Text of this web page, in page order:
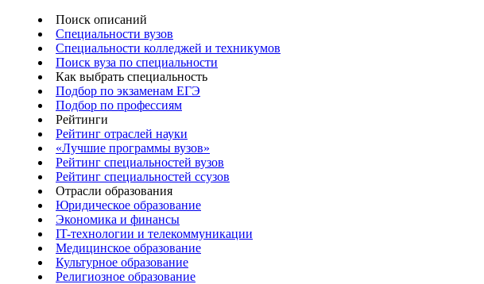
Поиск описаний
Специальности вузов
Специальности колледжей и техникумов
Поиск вуза по специальности
Как выбрать специальность
Подбор по экзаменам ЕГЭ
Подбор по профессиям
Рейтинги
Рейтинг отраслей науки
«Лучшие программы вузов»
Рейтинг специальностей вузов
Рейтинг специальностей ссузов
Отрасли образования
Юридическое образование
Экономика и финансы
IT-технологии и телекоммуникации
Медицинское образование
Культурное образование
Религиозное образование